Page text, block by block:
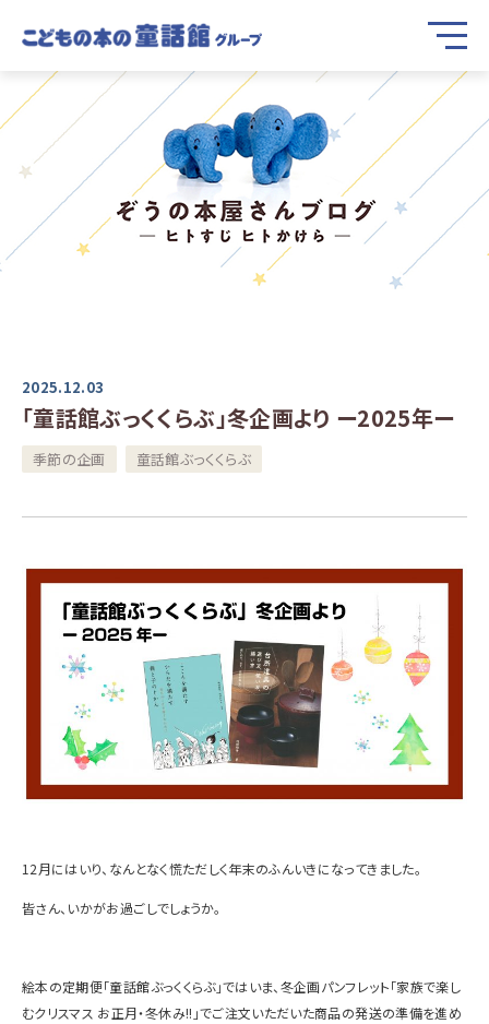
2025.12.03
「童話館ぶっくくらぶ」冬企画より ー2025年ー
季節の企画 童話館ぶっくくらぶ
12月にはいり、なんとなく慌ただしく年末のふんいきになってきました。
皆さん、いかがお過ごしでしょうか。
絵本の定期便「童話館ぶっくくらぶ」ではいま、冬企画パンフレット「家族で楽し
むクリスマス お正月・冬休み!! 」でご注文いただいた商品の発送の準備を進め